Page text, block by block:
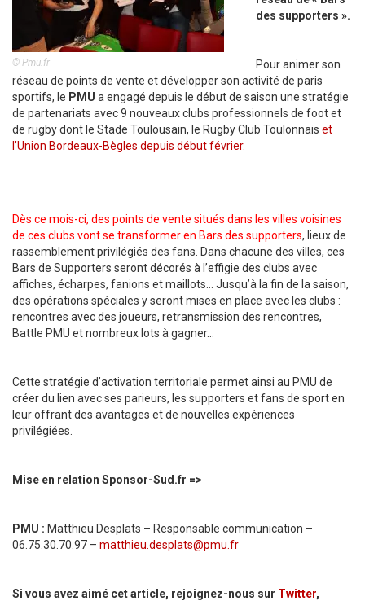
© Pmu.fr
des supporters ».
Pour animer son
réseau de points de vente et développer son activité de paris
sportifs, le PMU a engagé depuis le début de saison une stratégie
de partenariats avec 9 nouveaux clubs professionnels de foot et
de rugby dont le Stade Toulousain, le Rugby Club Toulonnais et
l’Union Bordeaux-Bègles depuis début février.
Dès ce mois-ci, des points de vente situés dans les villes voisines
de ces clubs vont se transformer en Bars des supporters, lieux de
rassemblement privilégiés des fans. Dans chacune des villes, ces
Bars de Supporters seront décorés à l’effigie des clubs avec
affiches, écharpes, fanions et maillots… Jusqu’à la fin de la saison,
des opérations spéciales y seront mises en place avec les clubs :
rencontres avec des joueurs, retransmission des rencontres,
Battle PMU et nombreux lots à gagner…
Cette stratégie d’activation territoriale permet ainsi au PMU de
créer du lien avec ses parieurs, les supporters et fans de sport en
leur offrant des avantages et de nouvelles expériences
privilégiées.
Mise en relation Sponsor-Sud.fr =>
PMU : Matthieu Desplats – Responsable communication –
06.75.30.70.97 – matthieu.desplats@pmu.fr
Si vous avez aimé cet article, rejoignez-nous sur Twitter,